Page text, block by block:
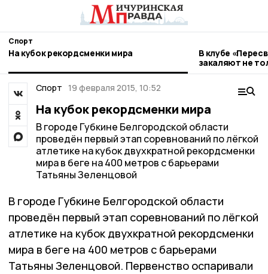
Спорт
На кубок рекордсменки мира
В клубе
закаляют не
Спорт 19 февраля 2015, 10:52
На кубок рекордсменки мира
В городе Губкине Белгородской области
проведён первый этап соревнований по лёгкой
атлетике на кубок двухкратной рекордсменки
мира в беге на 400 метров с барьерами
Татьяны Зеленцовой
В городе Губкине Белгородской области
проведён первый этап соревнований по лёгкой
атлетике на кубок двухкратной рекордсменки
мира в беге на 400 метров с барьерами
Татьяны Зеленцовой. Первенство оспаривали